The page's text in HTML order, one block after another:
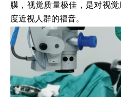
膜，视觉质量极佳，是对视
度近视人群的福音。